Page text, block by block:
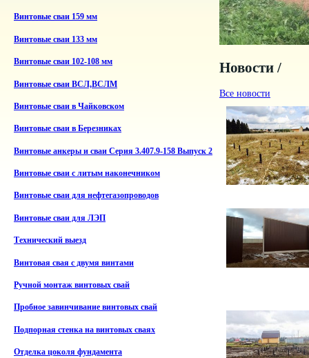
Винтовые сваи 159 мм
Винтовые сваи 133 мм
Винтовые сваи 102-108 мм
Винтовые сваи ВСЛ,ВСЛМ
Винтовые сваи в Чайковском
Винтовые сваи в Березниках
Винтовые анкеры и сваи Серия 3.407.9-158 Выпуск 2
Винтовые сваи с литым наконечником
Винтовые сваи для нефтегазопроводов
Винтовые сваи для ЛЭП
Технический выезд
Винтовая свая с двумя винтами
Ручной монтаж винтовых свай
Пробное завинчивание винтовых свай
Подпорная стенка на винтовых сваях
Отделка цоколя фундамента
Новости /
Все новости